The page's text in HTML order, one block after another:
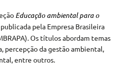
Educação ambiental para o
pela Empresa Brasileira
Os títulos abordam temas
percepção da gestão ambiental,
entre outros.